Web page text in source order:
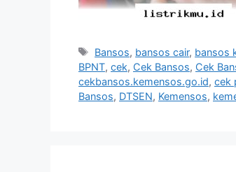
Tag
Bansos, bansos cair, bansos
BPNT, cek, Cek Bansos, Cek
cekbansos.kemensos.go.id, cek
Bansos, DTSEN, Kemensos,